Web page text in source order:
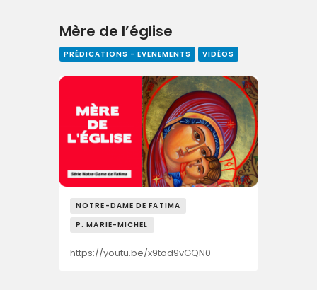
Mère de l’église
PRÉDICATIONS - EVENEMENTS VIDÉOS
NOTRE-DAME DE FATIMA
P. MARIE-MICHEL
https://youtu.be/x9tod9vGQN0